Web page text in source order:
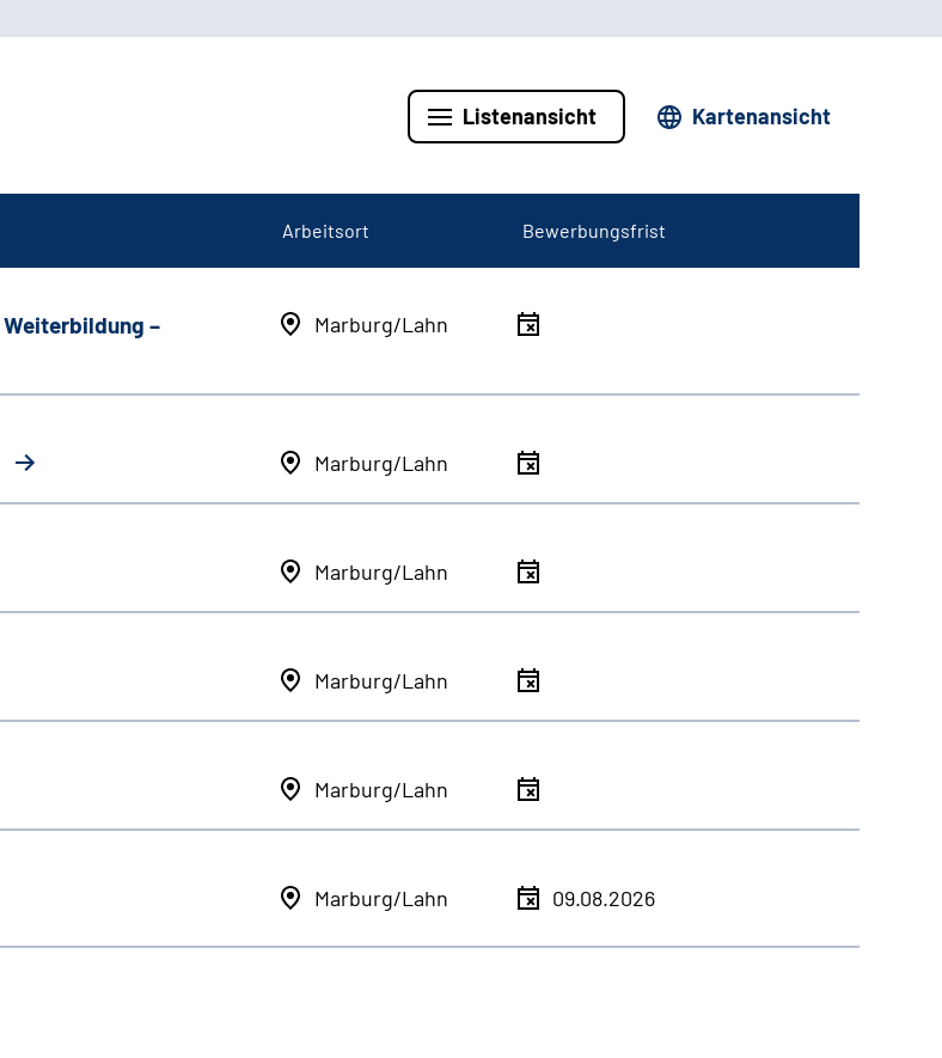
Listenansicht Kartenansicht
Arbeitsort Bewerbungsfrist
–
Marburg/Lahn
Marburg/Lahn
Marburg/Lahn
Marburg/Lahn
Marburg/Lahn
Marburg/Lahn 09.08.2026